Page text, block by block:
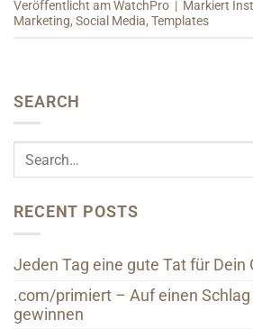
Veröffentlicht amWatchPro | Markiert
Marketing, Social Media, Templates
SEARCH
RECENT POSTS
Jeden Tag eine gute Tat für Dein
.com/primiert – Auf einen
gewinnen